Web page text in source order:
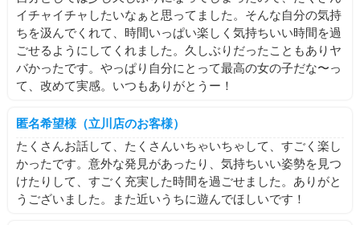
イチャイチャしたいなぁと思ってました。そんな自分の気持
ちを汲んでくれて、時間いっぱい楽しく気持ちいい時間を過
ごせるようにしてくれました。久しぶりだったこともありヤ
バかったです。やっぱり自分にとって最高の女の子だな〜っ
て、改めて実感。いつもありがとうー！
匿名希望様（立川店のお客様）
たくさんお話して、たくさんいちゃいちゃして、すごく楽し
かったです。意外な発見があったり、気持ちいい姿勢を見つ
けたりして、すごく充実した時間を過ごせました。ありがと
うございました。また近いうちに遊んでほしいです！